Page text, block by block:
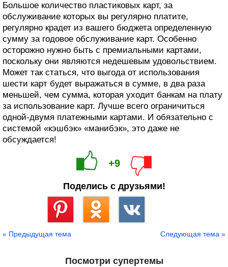
Большое количество пластиковых карт, за
обслуживание которых вы регулярно платите,
регулярно крадет из вашего бюджета определенную
сумму за годовое обслуживание карт. Особенно
осторожно нужно быть с премиальными картами,
поскольку они являются недешевым удовольствием.
Может так статься, что выгода от использования
шести карт будет выражаться в сумме, в два раза
меньшей, чем сумма, которая уходит банкам на плату
за использование карт. Лучше всего ограничиться
одной-двумя платежными картами. И обязательно с
системой «кэшбэк» «манибэк», это даже не
обсуждается!
+9
Поделись с друзьями!
« Предыдущая тема Следующая тема »
Посмотри супертемы